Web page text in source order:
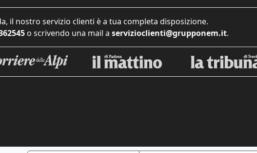
il nostro servizio clienti è a tua completa disposizione.
o scrivendo una mail a servizioclienti@grupponem.it.